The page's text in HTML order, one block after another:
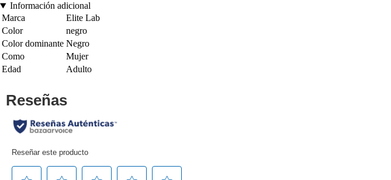
Información adicional
Marca
Elite Lab
Color
negro
Color dominante Negro
Como
Mujer
Edad
Adulto